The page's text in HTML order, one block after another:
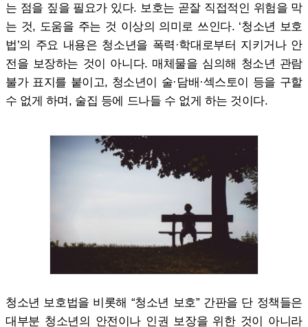
는 점을 짚을 필요가 있다. 보호는 곧잘 직접적인 위험을 막
는 것, 도움을 주는 것 이상의 의미로 쓰인다. ‘청소년 보호
법’의 주요 내용은 청소년을 폭력·학대로부터 지키거나 안
전을 보장하는 것이 아니다. 매체물을 심의해 청소년 관람
불가 표지를 붙이고, 청소년이 술·담배·섹스토이 등을 구할
수 없게 하며, 술집 등에 드나들 수 없게 하는 것이다.
청소년 보호법을 비롯해 “청소년 보호” 간판을 단 정책들은
대부분 청소년의 안전이나 인권 보장을 위한 것이 아니라